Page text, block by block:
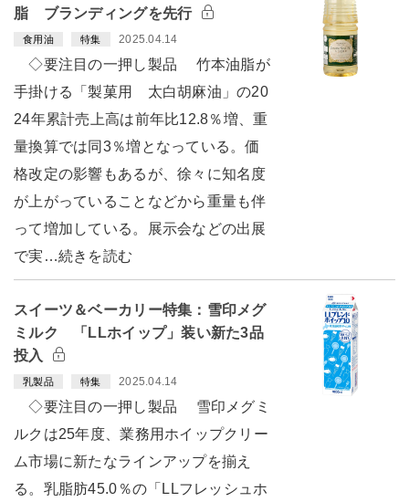
脂 ブランディングを先行
食用油 特集 2025.04.14
◇要注目の一押し製品 竹本油脂が
手掛ける「製菓用 太白胡麻油」の20
24年累計売上高は前年比12.8％増、重
量換算では同3％増となっている。価
格改定の影響もあるが、徐々に知名度
が上がっていることなどから重量も伴
って増加している。展示会などの出展
で実…続きを読む
スイーツ＆ベーカリー特集：雪印メグ
ミルク 「LLホイップ」装い新た3品
投入
乳製品 特集 2025.04.14
◇要注目の一押し製品 雪印メグミ
ルクは25年度、業務用ホイップクリー
ム市場に新たなラインアップを揃え
る。乳脂肪45.0％の「LLフレッシュホ